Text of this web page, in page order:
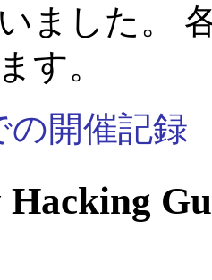
ました。
す。
の開催記録
Hacking